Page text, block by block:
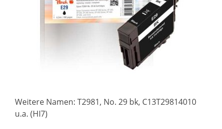
Weitere Namen: T2981, No. 29 bk, C13T29814010
u.a. (HI7)